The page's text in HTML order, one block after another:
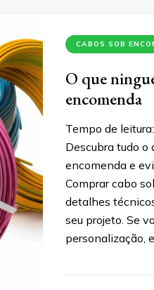
CABOS SOB
O que
encomenda
Tempo de leitura:
Descubra tudo o
encomenda e
Comprar cabo
detalhes
seu projeto. Se
personalização,